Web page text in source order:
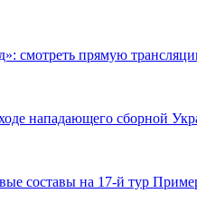
смотреть прямую
нападающего сборной
составы на 17-й тур